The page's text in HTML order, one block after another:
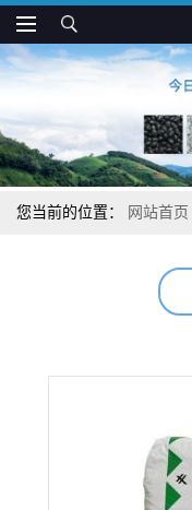
您当前的位置： 网站首页